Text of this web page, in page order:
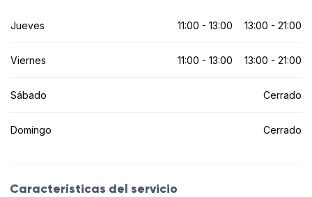
Jueves 11:00 - 13:00 13:00 - 21:00
Viernes 11:00 - 13:00 13:00 - 21:00
Sábado Cerrado
Domingo Cerrado
Características del servicio